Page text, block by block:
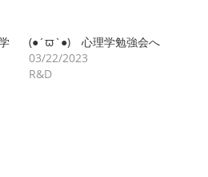
(●´ϖ`●) 心理学勉強会へ
03/22/2023
R&D